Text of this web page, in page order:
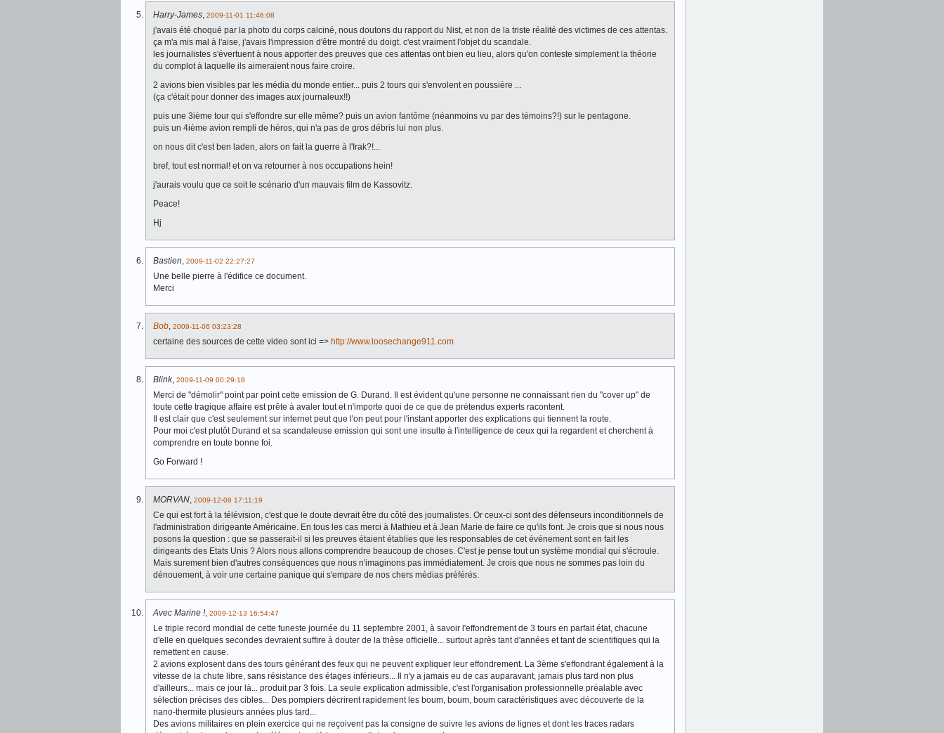
Harry-James, 2009-11-01 11:46:08
j'avais été choqué par la photo du corps calciné, nous doutons du rapport du Nist, et non de la triste réalité des victimes de ces attentas.
ça m'a mis mal à l'aise, j'avais l'impression d'être montré du doigt. c'est vraiment l'objet du scandale.
les journalistes s'évertuent à nous apporter des preuves que ces attentas ont bien eu lieu, alors qu'on conteste simplement la théorie
du complot à laquelle ils aimeraient nous faire croire.
2 avions bien visibles par les média du monde entier... puis 2 tours qui s'envolent en poussière ...
(ça c'était pour donner des images aux journaleux!!)
puis une 3ième tour qui s'effondre sur elle même? puis un avion fantôme (néanmoins vu par des témoins?!) sur le pentagone.
puis un 4ième avion rempli de héros, qui n'a pas de gros débris lui non plus.
on nous dit c'est ben laden, alors on fait la guerre à l'Irak?!...
bref, tout est normal! et on va retourner à nos occupations hein!
j'aurais voulu que ce soit le scénario d'un mauvais film de Kassovitz.
Peace!
Hj
Bastien, 2009-11-02 22:27:27
Une belle pierre à l'édifice ce document.
Merci
Bob, 2009-11-06 03:23:28
certaine des sources de cette video sont ici => http://www.loosechange911.com
Blink, 2009-11-09 00:29:18
Merci de "démolir" point par point cette emission de G. Durand. Il est évident qu'une personne ne connaissant rien du "cover up" de
toute cette tragique affaire est prête à avaler tout et n'importe quoi de ce que de prétendus experts racontent.
Il est clair que c'est seulement sur internet peut que l'on peut pour l'instant apporter des explications qui tiennent la route.
Pour moi c'est plutôt Durand et sa scandaleuse emission qui sont une insulte à l'intelligence de ceux qui la regardent et cherchent à
comprendre en toute bonne foi.
Go Forward !
MORVAN, 2009-12-08 17:11:19
Ce qui est fort à la télévision, c'est que le doute devrait être du côté des journalistes. Or ceux-ci sont des défenseurs inconditionnels de
l'administration dirigeante Américaine. En tous les cas merci à Mathieu et à Jean Marie de faire ce qu'ils font. Je crois que si nous nous
posons la question : que se passerait-il si les preuves étaient établies que les responsables de cet événement sont en fait les
dirigeants des Etats Unis ? Alors nous allons comprendre beaucoup de choses. C'est je pense tout un système mondial qui s'écroule.
Mais surement bien d'autres conséquences que nous n'imaginons pas immédiatement. Je crois que nous ne sommes pas loin du
dénouement, à voir une certaine panique qui s'empare de nos chers médias préférés.
Avec Marine !, 2009-12-13 16:54:47
Le triple record mondial de cette funeste journée du 11 septembre 2001, à savoir l'effondrement de 3 tours en parfait état, chacune
d'elle en quelques secondes devraient suffire à douter de la thèse officielle... surtout après tant d'années et tant de scientifiques qui la
remettent en cause.
2 avions explosent dans des tours générant des feux qui ne peuvent expliquer leur effondrement. La 3ème s'effondrant également à la
vitesse de la chute libre, sans résistance des étages inférieurs... Il n'y a jamais eu de cas auparavant, jamais plus tard non plus
d'ailleurs... mais ce jour là... produit par 3 fois. La seule explication admissible, c'est l'organisation professionnelle préalable avec
sélection précises des cibles... Des pompiers décrirent rapidement les boum, boum, boum caractéristiques avec découverte de la
nano-thermite plusieurs années plus tard...
Des avions militaires en plein exercice qui ne reçoivent pas la consigne de suivre les avions de lignes et dont les traces radars